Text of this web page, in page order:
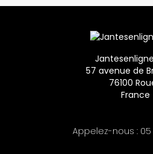
57 avenue de
76100
France
Appelez-nous : 05